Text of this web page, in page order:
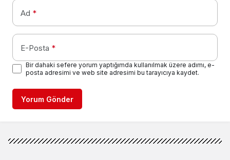
Ad *
E-Posta *
Bir dahaki sefere yorum yaptığımda kullanılmak üzere adımı, e-
posta adresimi ve web site adresimi bu tarayıcıya kaydet.
Yorum Gönder